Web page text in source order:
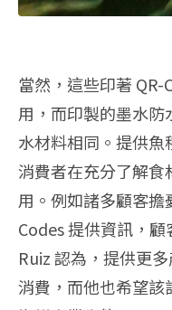
當然，這些印著 QR-
用，而印製的墨水
水材料相同。提供
消費者在充分了解食
用。例如諸多顧客擔
Codes 提供資訊，
Ruiz 認為，提供更
消費，而他也希望該